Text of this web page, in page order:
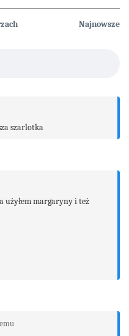
Najnowsze
szarlotka
użyłem margaryny i też